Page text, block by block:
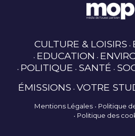
CULTURE & LOISIRS
EDUCATION
POLITIQUE SANTÉ
ÉMISSIONS VOTRE
Mentions Légales
Politique
Politique des